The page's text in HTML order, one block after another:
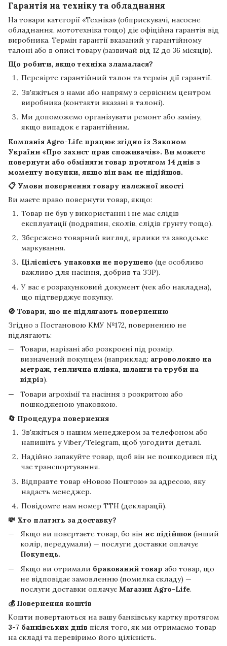
Гарантія на техніку та обладнання
На товари категорії «Техніка» (обприскувачі, насосне
обладнання, мототехніка тощо) діє офіційна гарантія від
виробника. Термін гарантії вказаний у гарантійному
талоні або в описі товару (зазвичай від 12 до 36 місяців).
Що робити, якщо техніка зламалася?
Перевірте гарантійний талон та термін дії гарантії.
Зв'яжіться з нами або напряму з сервісним центром
виробника (контакти вказані в талоні).
Ми допоможемо організувати ремонт або заміну,
якщо випадок є гарантійним.
Компанія Agro-Life працює згідно із Законом
України «Про захист прав споживачів». Ви можете
повернути або обміняти товар протягом 14 днів з
моменту покупки, якщо він вам не підійшов.
📋 Умови повернення товару належної якості
Ви маєте право повернути товар, якщо:
Товар не був у використанні і не має слідів
експлуатації (подряпин, сколів, слідів ґрунту тощо).
Збережено товарний вигляд, ярлики та заводське
маркування.
Цілісність упаковки не порушено (це особливо
важливо для насіння, добрив та ЗЗР).
У вас є розрахунковий документ (чек або накладна),
що підтверджує покупку.
🚫 Товари, що не підлягають поверненню
Згідно з Постановою КМУ №172, поверненню не
підлягають:
Товари, нарізані або розкроєні під розмір,
визначений покупцем (наприклад: агроволокно на
метраж, теплична плівка, шланги та труби на
відріз).
Товари агрохімії та насіння з розкритою або
пошкодженою упаковкою.
🔄 Процедура повернення
Зв'яжіться з нашим менеджером за телефоном або
напишіть у Viber/Telegram, щоб узгодити деталі.
Надійно запакуйте товар, щоб він не пошкодився під
час транспортування.
Відправте товар «Новою Поштою» за адресою, яку
надасть менеджер.
Повідомте нам номер ТТН (декларації).
💸 Хто платить за доставку?
Якщо ви повертаєте товар, бо він не підійшов (інший
колір, передумали) — послуги доставки оплачує
Покупець.
Якщо ви отримали бракований товар або товар, що
не відповідає замовленню (помилка складу) —
послуги доставки оплачує Магазин Agro-Life.
💰 Повернення коштів
Кошти повертаються на вашу банківську картку протягом
3-7 банківських днів після того, як ми отримаємо товар
на складі та перевіримо його цілісність.